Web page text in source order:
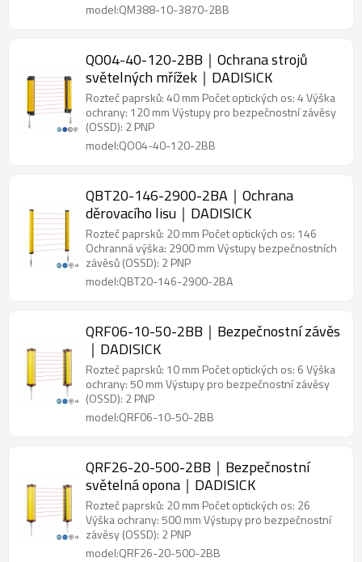
model:QM388-10-3870-2BB
QO04-40-120-2BB｜Ochrana strojů
světelných mřížek｜DADISICK
Rozteč paprsků: 40 mm Počet optických os: 4 Výška
ochrany: 120 mm Výstupy pro bezpečnostní závěsy
(OSSD): 2 PNP
model:QO04-40-120-2BB
QBT20-146-2900-2BA｜Ochrana
děrovacího lisu｜DADISICK
Rozteč paprsků: 20 mm Počet optických os: 146
Ochranná výška: 2900 mm Výstupy bezpečnostních
závěsů (OSSD): 2 PNP
model:QBT20-146-2900-2BA
QRF06-10-50-2BB｜Bezpečnostní závěs
｜DADISICK
Rozteč paprsků: 10 mm Počet optických os: 6 Výška
ochrany: 50 mm Výstupy pro bezpečnostní závěsy
(OSSD): 2 PNP
model:QRF06-10-50-2BB
QRF26-20-500-2BB｜Bezpečnostní
světelná opona｜DADISICK
Rozteč paprsků: 20 mm Počet optických os: 26
Výška ochrany: 500 mm Výstupy pro bezpečnostní
závěsy (OSSD): 2 PNP
model:QRF26-20-500-2BB